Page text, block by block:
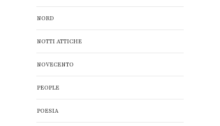
NORD
NOTTI ATTICHE
NOVECENTO
PEOPLE
POESIA